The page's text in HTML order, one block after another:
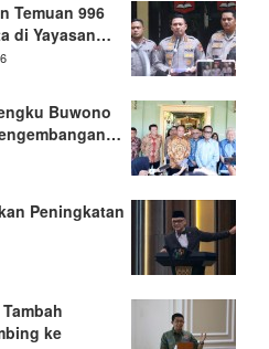
Temuan 996
di Yayasan…
Buwono
Peningkatan
ke